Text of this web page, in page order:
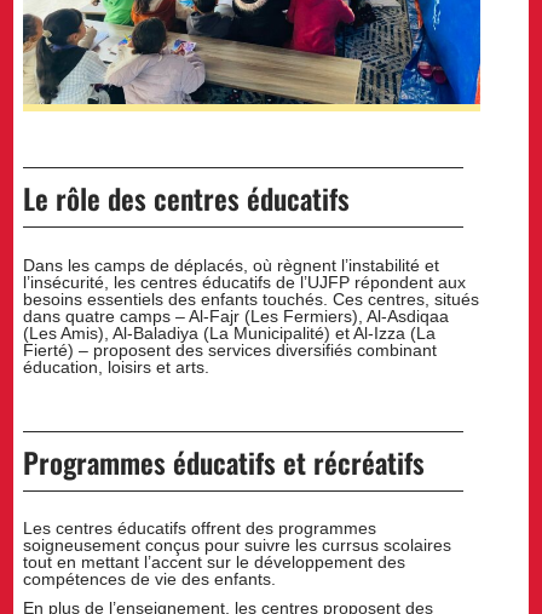
Le rôle des centres éducatifs
Dans les camps de déplacés, où règnent l’instabilité et
l’insécurité, les centres éducatifs de l’UJFP répondent aux
besoins essentiels des enfants touchés. Ces centres, situés
dans quatre camps – Al-Fajr (Les Fermiers), Al-Asdiqaa
(Les Amis), Al-Baladiya (La Municipalité) et Al-Izza (La
Fierté) – proposent des services diversifiés combinant
éducation, loisirs et arts.
Programmes éducatifs et récréatifs
Les centres éducatifs offrent des programmes
soigneusement conçus pour suivre les currsus scolaires
tout en mettant l’accent sur le développement des
compétences de vie des enfants.
En plus de l’enseignement, les centres proposent des